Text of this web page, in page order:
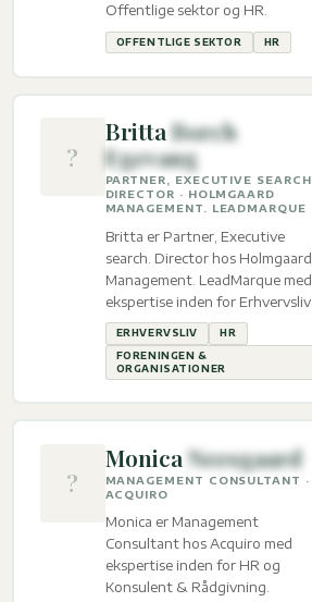
Offentlige sektor og HR.
OFFENTLIGE SEKTOR HR
?
BrittaBorch
Egevang
PARTNER, EXECUTIVE SEARCH.
DIRECTOR · HOLMGAARD
MANAGEMENT. LEADMARQUE
Britta er Partner, Executive
search. Director hos Holmgaard
Management. LeadMarque med
ekspertise inden for Erhvervsliv,
HR og Foreningen &
organisationer.
ERHVERVSLIV
HR
FORENINGEN &
ORGANISATIONER
?
Monica Neesgaard
MANAGEMENT CONSULTANT ·
ACQUIRO
Monica er Management
Consultant hos Acquiro med
ekspertise inden for HR og
Konsulent & Rådgivning.